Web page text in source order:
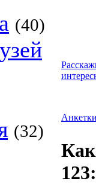
(40)
(32)